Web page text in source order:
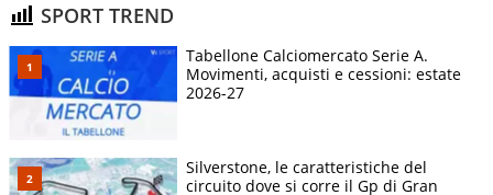
SPORT TREND
Tabellone Calciomercato Serie A.
Movimenti, acquisti e cessioni: estate
2026-27
Silverstone, le caratteristiche del
circuito dove si corre il Gp di Gran